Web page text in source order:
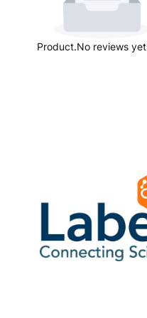
Product.No reviews yet